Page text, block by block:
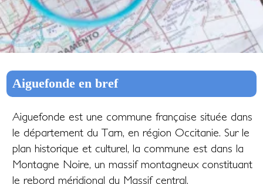
Aiguefonde en bref
Aiguefonde est une commune française située dans
le département du Tarn, en région Occitanie. Sur le
plan historique et culturel, la commune est dans la
Montagne Noire, un massif montagneux constituant
le rebord méridional du Massif central.